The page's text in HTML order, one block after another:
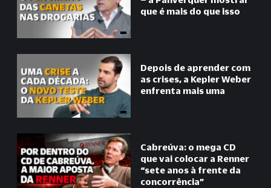
que é mais do que isso
Depois de aprender com
as crises, a Kepler Weber
enfrenta mais uma
Cabreúva: o mega CD
que vai colocar a Renner
“sete anos à frente da
concorrência”